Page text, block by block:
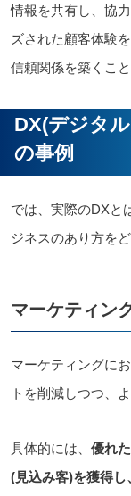
情報を共有し、協
ズされた顧客体験
信頼関係を築くこ
DX(デジタ
の事例
では、実際のDXと
ジネスのあり方を
マーケティン
マーケティングに
トを削減しつつ、
具体的には、 優れ
(見込み客)を獲得